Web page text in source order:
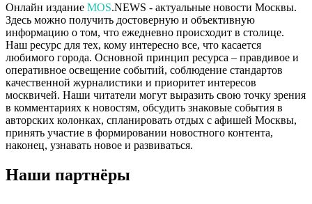
Онлайн издание MOS.NEWS - актуальные новости Москвы.
Здесь можно получить достоверную и объективную
информацию о том, что ежедневно происходит в столице.
Наш ресурс для тех, кому интересно все, что касается
любимого города. Основной принцип ресурса – правдивое и
оперативное освещение событий, соблюдение стандартов
качественной журналистики и приоритет интересов
москвичей. Наши читатели могут выразить свою точку зрения
в комментариях к новостям, обсудить знаковые события в
авторских колонках, спланировать отдых с афишей Москвы,
принять участие в формировании новостного контента,
наконец, узнавать новое и развиваться.
Наши партнёры